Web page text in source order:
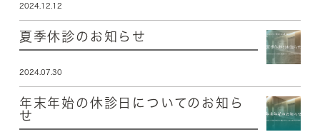
2024.12.12
夏季休診のお知らせ
2024.07.30
年末年始の休診日についてのお知ら
せ